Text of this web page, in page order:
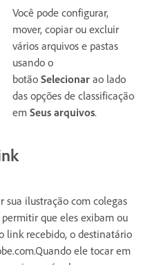
Você pode configurar,
mover, copiar ou excluir
vários arquivos e pastas
usando o
botão Selecionar ao lado
das opções de classificação
em Seus arquivos.
sua ilustração com colegas
que eles exibam ou
link recebido, o destinatário
.Quando ele tocar em